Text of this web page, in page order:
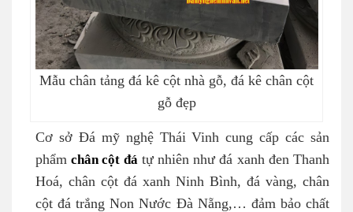
Mẫu chân tảng đá kê cột nhà gỗ, đá kê chân cột
gỗ đẹp
Cơ sở Đá mỹ nghệ Thái Vinh cung cấp các sản
phẩmchân cột đá tự nhiên như đá xanh đen Thanh
Hoá, chân cột đá xanh Ninh Bình, đá vàng, chân
cột đá trắng Non Nước Đà Nẵng,… đảm bảo chất